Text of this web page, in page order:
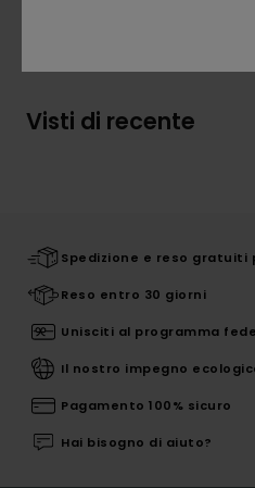
Visti di recente
Spedizione e reso gratuiti
Reso entro 30 giorni
Unisciti al programma
Il nostro impegno
Pagamento 100% sicuro
Hai bisogno di aiuto?